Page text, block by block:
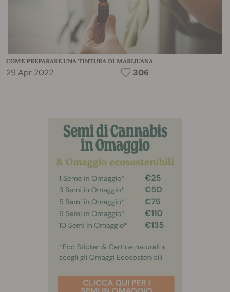
COME PREPARARE UNA TINTURA DI MARIJUANA
29 Apr 2022 306